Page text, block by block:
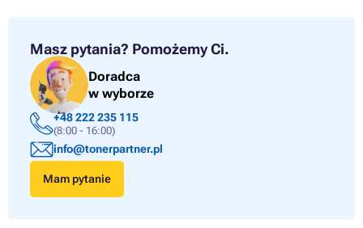
Masz pytania? Pomożemy Ci.
Doradca
w wyborze
+48 222 235 115
(8:00 - 16:00)
info@tonerpartner.pl
Mam pytanie